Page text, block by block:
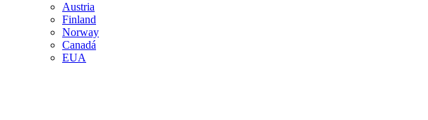
Austria
Finland
Norway
Canadá
EUA